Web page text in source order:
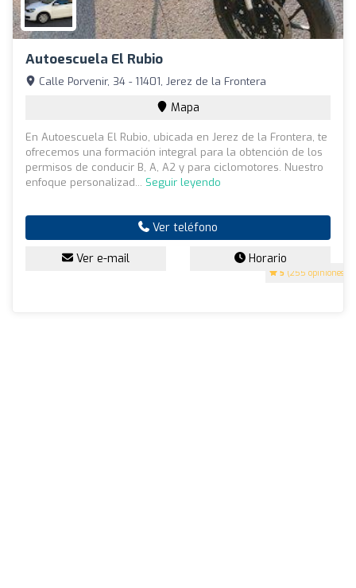
Autoescuela El Rubio
5 (255 opiniones)
Calle Porvenir, 34 - 11401, Jerez de la Frontera
Mapa
En Autoescuela El Rubio, ubicada en Jerez de la Frontera, te
ofrecemos una formación integral para la obtención de los
permisos de conducir B, A, A2 y para ciclomotores. Nuestro
enfoque personalizad... Seguir leyendo
Ver teléfono
Ver e-mail Horario